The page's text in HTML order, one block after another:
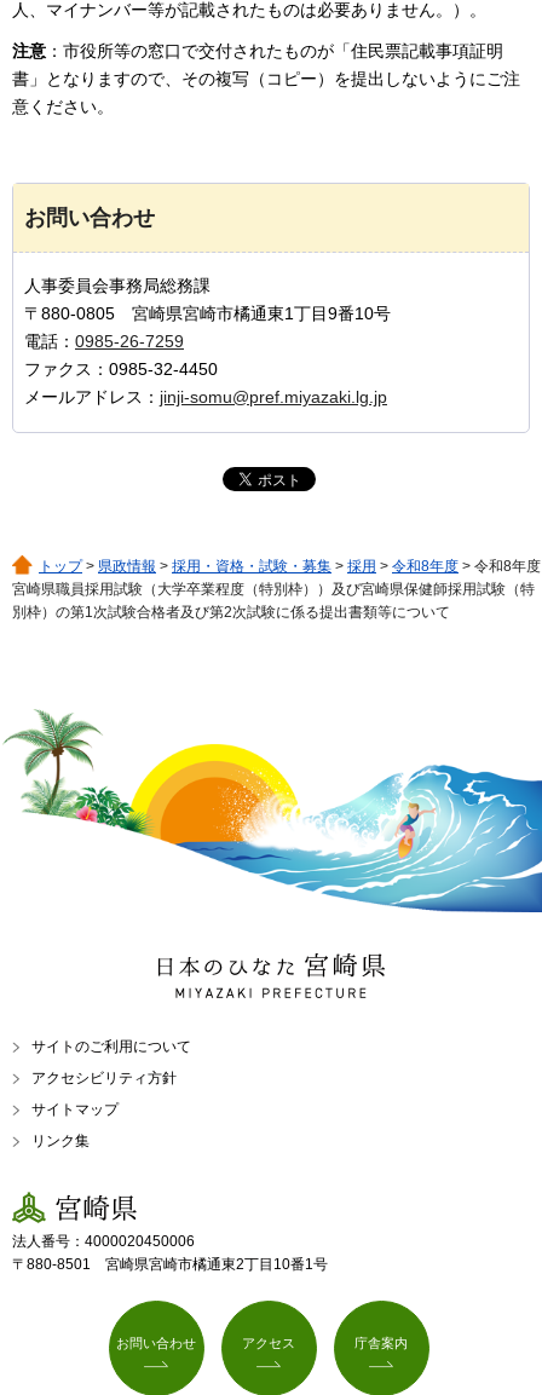
人、マイナンバー等が記載されたものは必要ありません。）。
注意 ：市役所等の窓口で交付されたものが「住民票記載事項証明
書」となりますので、その複写（コピー）を提出しないようにご注
意ください。
お問い合わせ
人事委員会事務局総務課
〒880-0805 宮崎県宮崎市橘通東1丁目9番10号
電話： 0985-26-7259
ファクス：0985-32-4450
メールアドレス： jinji-somu@pref.miyazaki.lg.jp
トップ> 県政情報 > 採用・資格・試験・募集 > 採用 > 令和8年度 > 令和8年度
宮崎県職員採用試験（大学卒業程度（特別枠））及び宮崎県保健師採用試験（特
別枠）の第1次試験合格者及び第2次試験に係る提出書類等について
日本のひなた 宮崎県
MIYAZAKI PREFECTURE
サイトのご利用について
アクセシビリティ方針
サイトマップ
リンク集
宮崎県
法人番号：4000020450006
〒880-8501 宮崎県宮崎市橘通東2丁目10番1号
お問い合わせ アクセス 庁舎案内